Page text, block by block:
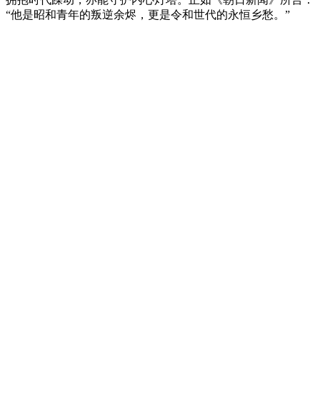
“他是昭和青年的叛逆余烬，更是令和世代的永恒乡愁。”